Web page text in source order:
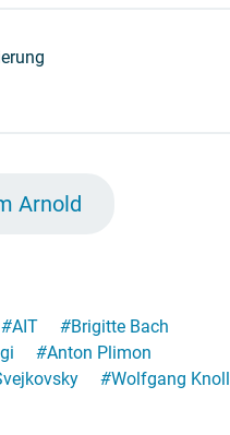
Arnold
#AIT #Brigitte Bach
#Anton Plimon
#Wolfgang Knoll